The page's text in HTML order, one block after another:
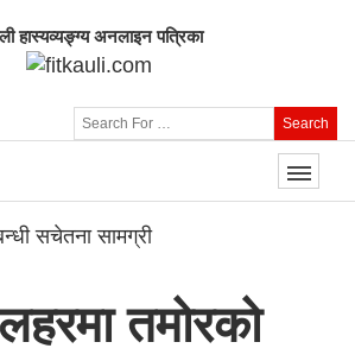
हास्यव्यङ्ग्य अनलाइन पत्रिका
Search
तमोरको